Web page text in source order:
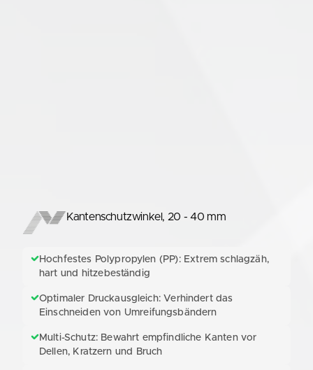
Kantenschutzwinkel, 20 - 40 mm
Hochfestes Polypropylen (PP): Extrem schlagzäh,
hart und hitzebeständig
Optimaler Druckausgleich: Verhindert das
Einschneiden von Umreifungsbändern
Multi-Schutz: Bewahrt empfindliche Kanten vor
Dellen, Kratzern und Bruch